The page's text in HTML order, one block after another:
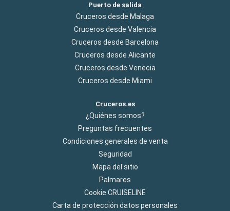
Puerto de salida
Cruceros desde Malaga
Cruceros desde Valencia
Cruceros desde Barcelona
Cruceros desde Alicante
Cruceros desde Venecia
Cruceros desde Miami
Cruceros.es
¿Quiénes somos?
Preguntas frecuentes
Condiciones generales de venta
Seguridad
Mapa del sitio
Palmares
Cookie CRUISELINE
Carta de protección datos personales